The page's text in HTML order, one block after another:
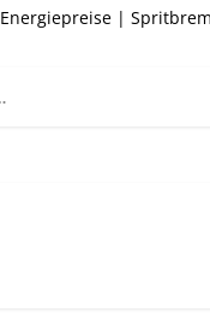
Energiepreise |